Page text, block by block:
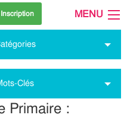
MENU
Clés
Primaire :